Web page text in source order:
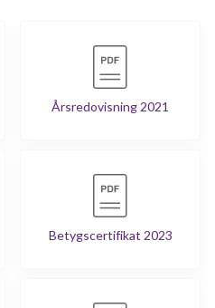
Årsredovisning 2021
Betygscertifikat 2023